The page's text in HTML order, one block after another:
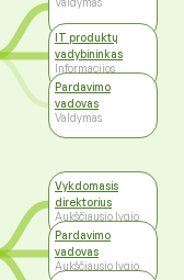
IT produktų
vadybininkas
Informacijos
technologijos
Pardavimo
vadovas
Valdymas
Vykdomasis
direktorius
Aukščiausio lygio
vadovai
Pardavimo
vadovas
Aukščiausio lygio
vadovai